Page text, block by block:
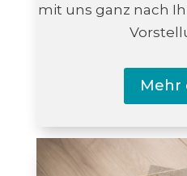
mit uns ganz nach
Mehr